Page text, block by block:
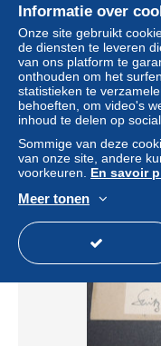
GRANDE
Suisse en 1937 ,
Statuut
Informatie over
Onze site gebruikt
de diensten te leveren
van ons platform te
onthouden om het
statistieken te
behoeften, om video's
inhoud te delen op
Sommige van deze
van onze site, andere
voorkeuren. En savoir
Meer tonen